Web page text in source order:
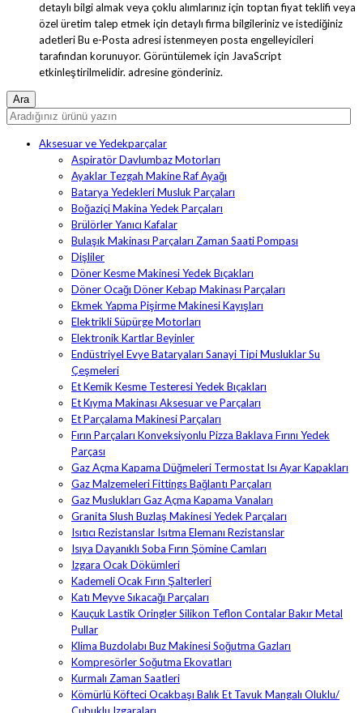
detaylı bilgi almak veya çoklu alımlarınız için toptan fiyat teklifi veya
özel üretim talep etmek için detaylı firma bilgileriniz ve istediğiniz
adetleriBu e-Posta adresi istenmeyen posta engelleyicileri
tarafından korunuyor. Görüntülemek için JavaScript
etkinleştirilmelidir. adresine gönderiniz.
Aksesuar ve Yedekparçalar
Aspiratör Davlumbaz Motorları
Ayaklar Tezgah Makine Raf Ayağı
Batarya Yedekleri Musluk Parçaları
Boğaziçi Makina Yedek Parçaları
Brülörler Yanıcı Kafalar
Bulaşık Makinası Parçaları Zaman Saati Pompası
Dişliler
Döner Kesme Makinesi Yedek Bıçakları
Döner Ocağı Döner Kebap Makinası Parçaları
Ekmek Yapma Pişirme Makinesi Kayışları
Elektrikli Süpürge Motorları
Elektronik Kartlar Beyinler
Endüstriyel Evye Bataryaları Sanayi Tipi Musluklar Su
Çeşmeleri
Et Kemik Kesme Testeresi Yedek Bıçakları
Et Kıyma Makinası Aksesuar ve Parçaları
Et Parçalama Makinesi Parçaları
Fırın Parçaları Konveksiyonlu Pizza Baklava Fırını Yedek
Parçası
Gaz Açma Kapama Düğmeleri Termostat Isı Ayar Kapakları
Gaz Malzemeleri Fittings Bağlantı Parçaları
Gaz Muslukları Gaz Açma Kapama Vanaları
Granita Slush Buzlaş Makinesi Yedek Parçaları
Isıtıcı Rezistanslar Isıtma Elemanı Rezistanslar
Isıya Dayanıklı Soba Fırın Şömine Camları
Izgara Ocak Dökümleri
Kademeli Ocak Fırın Şalterleri
Katı Meyve Sıkacağı Parçaları
Kauçuk Lastik Oringler Silikon Teflon Contalar Bakır Metal
Pullar
Klima Buzdolabı Buz Makinesi Soğutma Gazları
Kompresörler Soğutma Ekovatları
Kurmalı Zaman Saatleri
Kömürlü Köfteci Ocakbaşı Balık Et Tavuk Mangalı Oluklu/